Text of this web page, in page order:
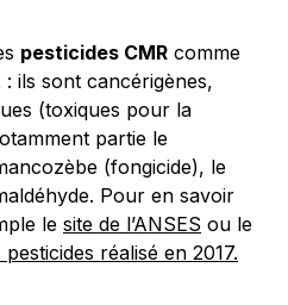
pesticides CMR comme
ils sont cancérigènes,
(toxiques pour la
partie le
(fongicide), le
Pour en savoir
le site de l’ANSES ou le
réalisé en 2017.